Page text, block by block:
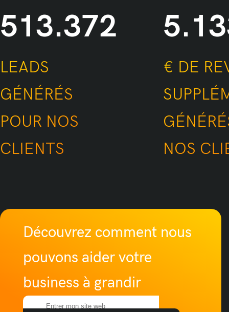
1.000.000
LEADS GÉNÉRÉS
POUR NOS
CLIENTS
€ DE
Découvrez comment nous
pouvons aider votre
business à grandir